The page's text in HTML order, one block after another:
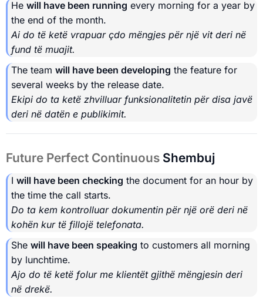
He will have been running every morning for a year by
the end of the month.
Ai do të ketë vrapuar çdo mëngjes për një vit deri në
fund të muajit.
The team will have been developing the feature for
several weeks by the release date.
Ekipi do ta ketë zhvilluar funksionalitetin për disa javë
deri në datën e publikimit.
Future Perfect Continuous Shembuj
I will have been checking the document for an hour by
the time the call starts.
Do ta kem kontrolluar dokumentin për një orë deri në
kohën kur të fillojë telefonata.
She will have been speaking to customers all morning
by lunchtime.
Ajo do të ketë folur me klientët gjithë mëngjesin deri
në drekë.